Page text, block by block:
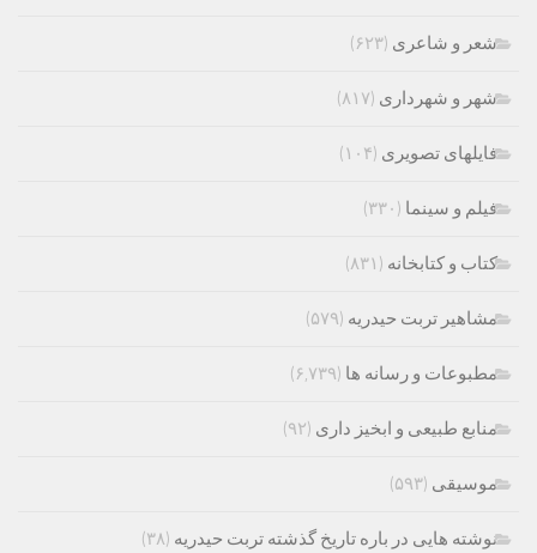
شعر و شاعری (۶۲۳)
شهر و شهرداری (۸۱۷)
فایلهای تصویری (۱۰۴)
فیلم و سینما (۳۳۰)
کتاب و کتابخانه (۸۳۱)
مشاهیر تربت حیدریه (۵۷۹)
مطبوعات و رسانه ها (۶,۷۳۹)
منابع طبیعی و ابخیز داری (۹۲)
موسیقی (۵۹۳)
نوشته هایی در باره تاریخ گذشته تربت حیدریه (۳۸)